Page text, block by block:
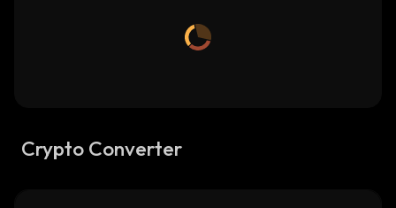
Crypto Converter